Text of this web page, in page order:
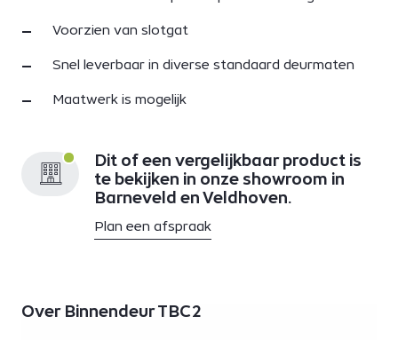
Voorzien van slotgat
Snel leverbaar in diverse standaard deurmaten
Maatwerk is mogelijk
Dit of een vergelijkbaar product is
te bekijken in onze showroom in
Barneveld en Veldhoven.
Plan een afspraak
Over Binnendeur TBC2